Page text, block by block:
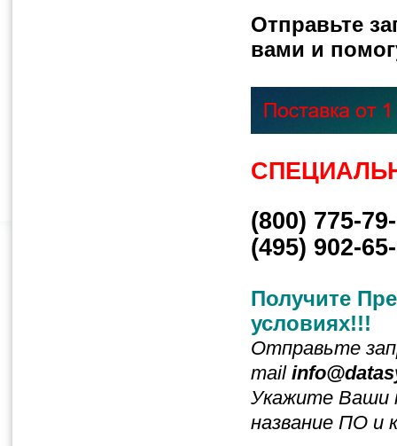
Отправьте
вами и
(800) 775-
(495) 902-
Получите
условиях!!!
Отправьте
mail
Укажите Ваши
название ПО и